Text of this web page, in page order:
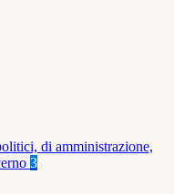
di amministrazione,
3